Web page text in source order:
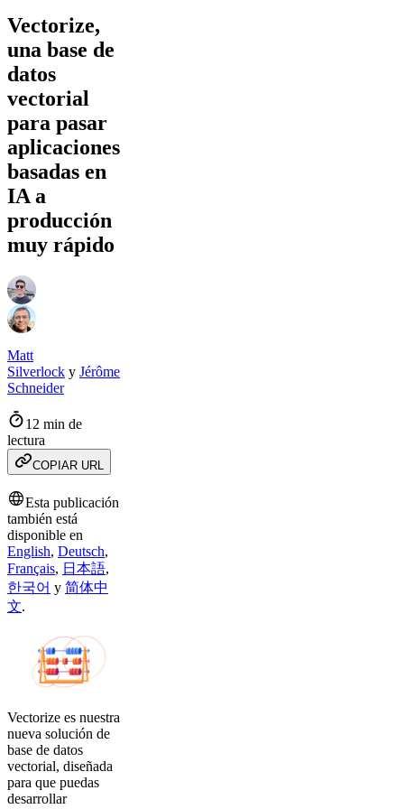
Vectorize,
una base de
datos
vectorial
para pasar
aplicaciones
basadas en
IA a
producción
muy rápido
Matt
Silverlock y Jérôme
Schneider
12 min de
lectura
COPIAR URL
Esta publicación
también está
disponible en
English, Deutsch,
Français, 日本語,
한국어 y 简体中
文.
Vectorize es nuestra
nueva solución de
base de datos
vectorial, diseñada
para que puedas
desarrollar